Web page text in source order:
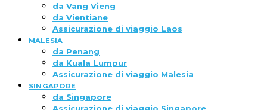
da Vang Vieng
da Vientiane
Assicurazione di viaggio Laos
MALESIA
da Penang
da Kuala Lumpur
Assicurazione di viaggio Malesia
SINGAPORE
da Singapore